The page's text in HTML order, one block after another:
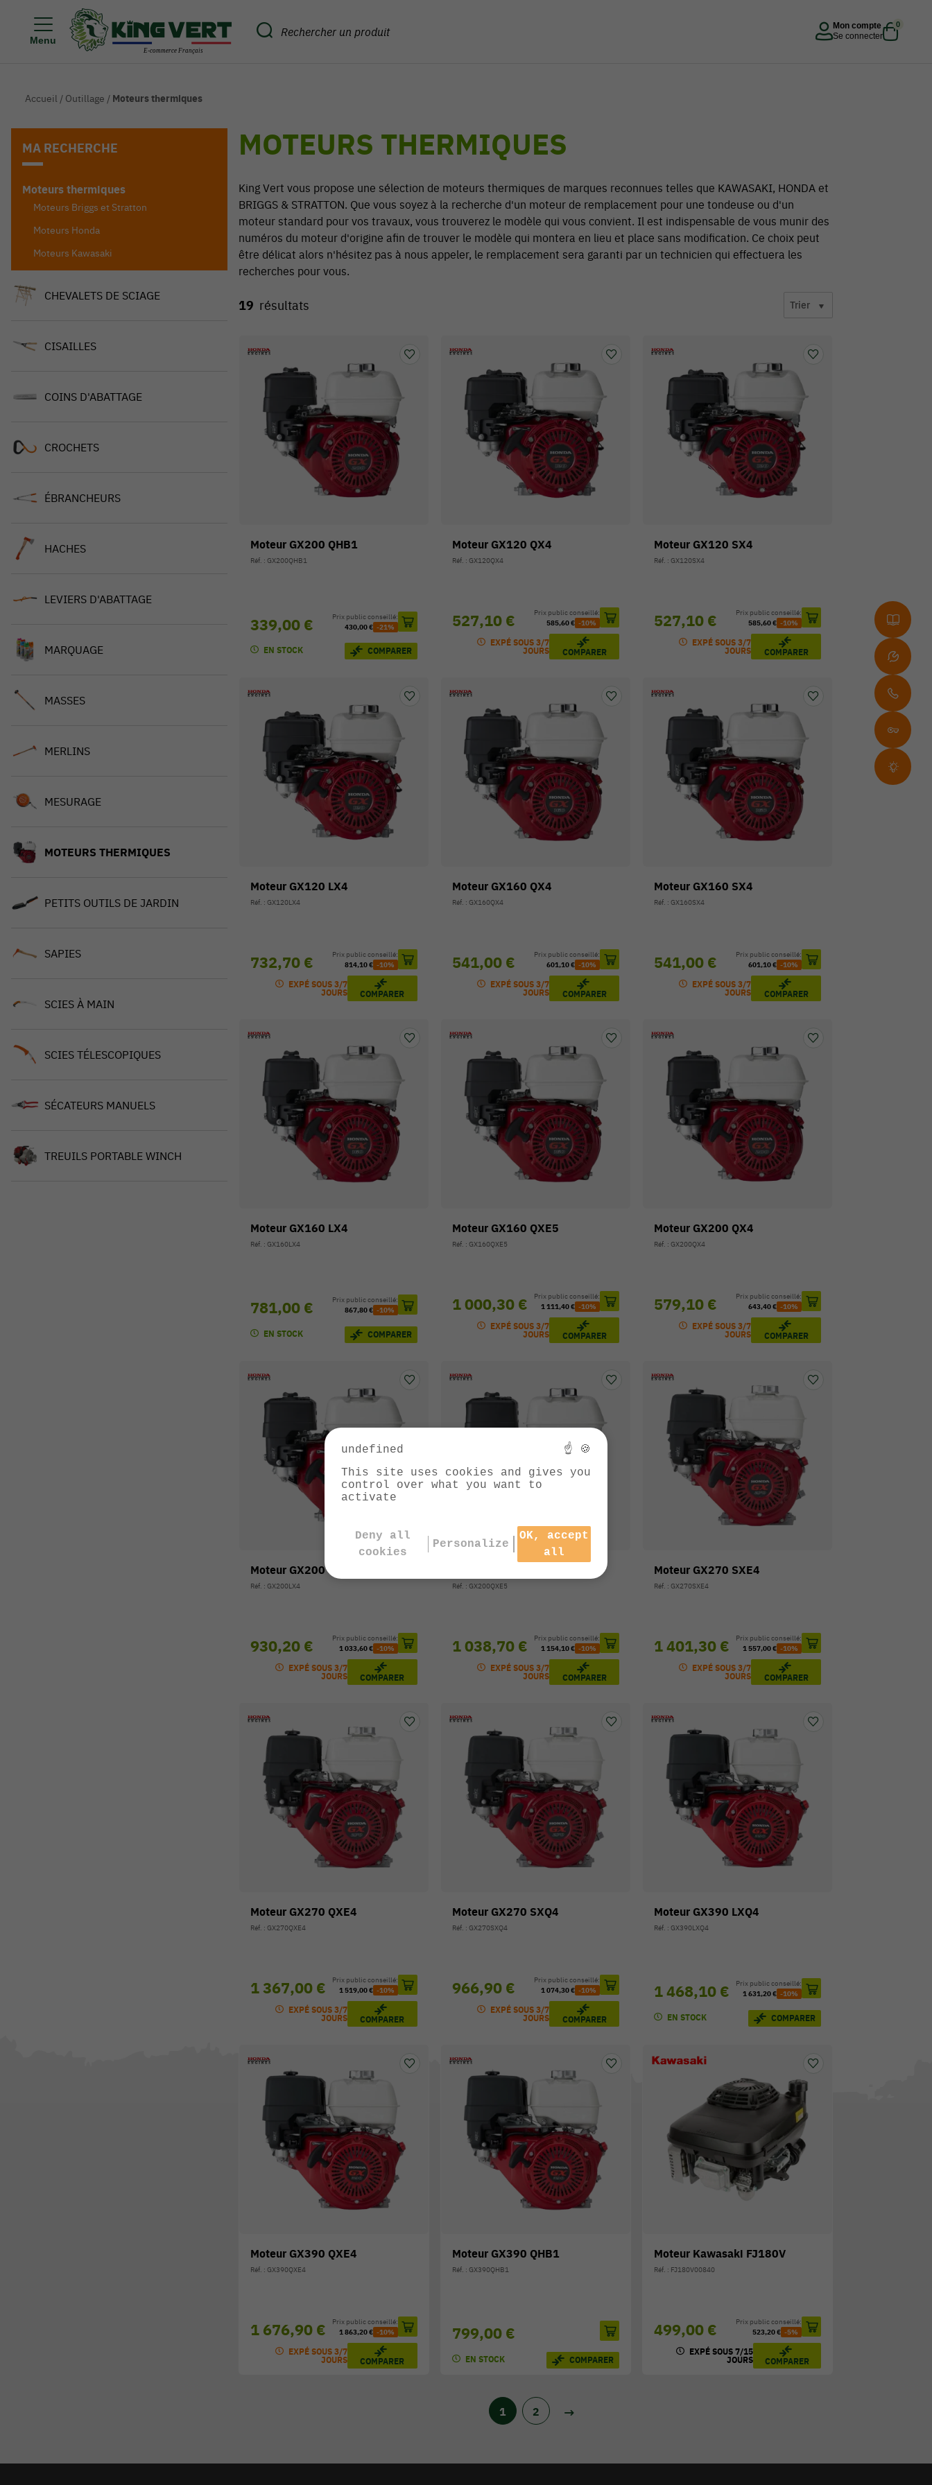
Menu
Mon compte
Se connecter
0
Accueil / Outillage / Moteurs thermiques
MA RECHERCHE
Moteurs thermiques
Moteurs Briggs et Stratton
Moteurs Honda
Moteurs Kawasaki
CHEVALETS DE SCIAGE
CISAILLES
COINS D'ABATTAGE
CROCHETS
ÉBRANCHEURS
HACHES
LEVIERS D'ABATTAGE
MARQUAGE
MASSES
MERLINS
MESURAGE
MOTEURS THERMIQUES
PETITS OUTILS DE JARDIN
SAPIES
SCIES À MAIN
SCIES TÉLESCOPIQUES
SÉCATEURS MANUELS
TREUILS PORTABLE WINCH
MOTEURS THERMIQUES
King Vert vous propose une sélection de moteurs thermiques de marques reconnues telles que KAWASAKI, HONDA et
BRIGGS & STRATTON. Que vous soyez à la recherche d'un moteur de remplacement pour une tondeuse ou d'un
moteur standard pour vos travaux, vous trouverez le modèle qui vous convient. Il est indispensable de vous munir des
numéros du moteur d'origine afin de trouver le modèle qui montera en lieu et place sans modification. Ce choix peut
être délicat alors n'hésitez pas à nous appeler, le remplacement sera garanti par un technicien qui effectuera les
recherches pour vous.
19 résultats Trier
Moteur GX200 QHB1
Réf. : GX200QHB1
339,00 €
Prix public conseillé:
430,00 € -21%
EN STOCK COMPARER
Moteur GX120 QX4
Réf. : GX120QX4
527,10 €
Prix public conseillé:
585,60 € -10%
EXPÉ SOUS 3/7
JOURS
COMPARER
Moteur GX120 SX4
Réf. : GX120SX4
527,10 €
Prix public conseillé:
585,60 € -10%
EXPÉ SOUS 3/7
JOURS
COMPARER
Moteur GX120 LX4
Réf. : GX120LX4
732,70 €
Prix public conseillé:
814,10 € -10%
EXPÉ SOUS 3/7
JOURS
COMPARER
Moteur GX160 QX4
Réf. : GX160QX4
541,00 €
Prix public conseillé:
601,10 € -10%
EXPÉ SOUS 3/7
JOURS
COMPARER
Moteur GX160 SX4
Réf. : GX160SX4
541,00 €
Prix public conseillé:
601,10 € -10%
EXPÉ SOUS 3/7
JOURS
COMPARER
Moteur GX160 LX4
Réf. : GX160LX4
781,00 €
Prix public conseillé:
867,80 € -10%
EN STOCK COMPARER
Moteur GX160 QXE5
Réf. : GX160QXE5
1 000,30 €
Prix public conseillé:
1 111,40 € -10%
EXPÉ SOUS 3/7
JOURS
COMPARER
Moteur GX200 QX4
Réf. : GX200QX4
579,10 €
Prix public conseillé:
643,40 € -10%
EXPÉ SOUS 3/7
JOURS
COMPARER
Moteur GX200 LX4
Réf. : GX200LX4
930,20 €
Prix public conseillé:
1 033,60 € -10%
EXPÉ SOUS 3/7
JOURS
COMPARER
Réf. : GX200QXE5
1 038,70 €
Prix public conseillé:
1 154,10 € -10%
EXPÉ SOUS 3/7
JOURS
COMPARER
Moteur GX270 SXE4
Réf. : GX270SXE4
1 401,30 €
Prix public conseillé:
1 557,00 € -10%
EXPÉ SOUS 3/7
JOURS
COMPARER
Moteur GX270 QXE4
Réf. : GX270QXE4
1 367,00 €
Prix public conseillé:
1 519,00 € -10%
EXPÉ SOUS 3/7
JOURS
COMPARER
Moteur GX270 SXQ4
Réf. : GX270SXQ4
966,90 €
Prix public conseillé:
1 074,30 € -10%
EXPÉ SOUS 3/7
JOURS
COMPARER
Moteur GX390 LXQ4
Réf. : GX390LXQ4
1 468,10 €
Prix public conseillé:
1 631,20 € -10%
EN STOCK COMPARER
Moteur GX390 QXE4
Réf. : GX390QXE4
1 676,90 €
Prix public conseillé:
1 863,20 € -10%
EXPÉ SOUS 3/7
JOURS
COMPARER
Moteur GX390 QHB1
Réf. : GX390QHB1
799,00 €
EN STOCK COMPARER
Moteur Kawasaki FJ180V
Réf. : FJ180V00840
499,00 €
Prix public conseillé:
523,20 € -5%
EXPÉ SOUS 7/15
JOURS
COMPARER
1 2
undefined
☝ 🍪
This site uses cookies and gives you
control over what you want to
activate
Deny all
cookies
Personalize
OK, accept
all